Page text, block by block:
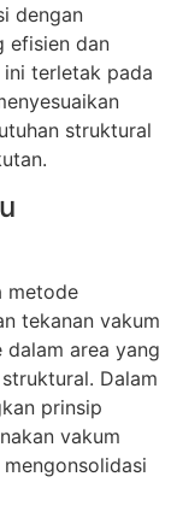
dengan
efisien dan
terletak pada
struktural
metode
tekanan vakum
area yang
Dalam
prinsip
vakum